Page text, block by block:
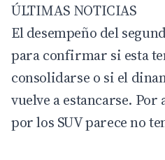
ÚLTIMAS NOTICIAS
El desempeño del
para confirmar si esta
consolidarse o si el
vuelve a estancarse.
por los SUV parece no